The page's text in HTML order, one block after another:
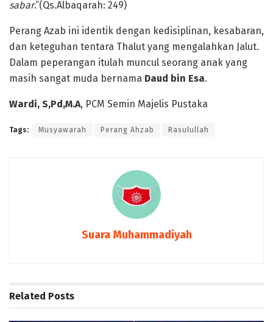
sabar.”(Qs.Albaqarah: 249)
Perang Azab ini identik dengan kedisiplinan, kesabaran,
dan keteguhan tentara Thalut yang mengalahkan Jalut.
Dalam peperangan itulah muncul seorang anak yang
masih sangat muda bernama Daud bin Esa.
Wardi, S,Pd,M.A, PCM Semin Majelis Pustaka
Tags: Musyawarah Perang Ahzab Rasulullah
Suara Muhammadiyah
Related Posts